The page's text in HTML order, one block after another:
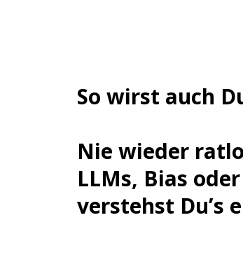
So wirst auch
Nie wieder
LLMs, Bias
verstehst Du’s